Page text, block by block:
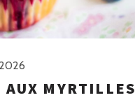
2026
AUX MYRTILLES